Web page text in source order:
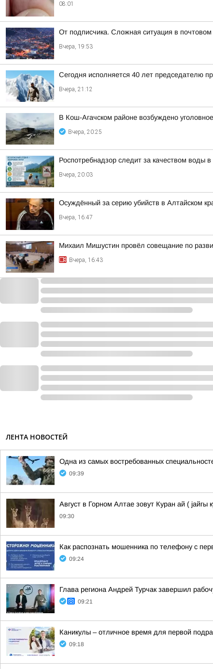
08:01
От подписчика. Сложная ситуация в
Вчера, 19:53
Сегодня исполняется 40 лет председателю
Вчера, 21:12
В Кош-Агачском районе возбуждено
Вчера, 20:25
Роспотребнадзор следит за качеством воды
Вчера, 20:03
Осуждённый за серию убийств в Алтайском
Вчера, 16:47
Михаил Мишустин провёл совещание по
Вчера, 16:43
ЛЕНТА НОВОСТЕЙ
Одна из самых востребованных
09:39
Август в Горном Алтае зовут Куран ай ( jайгы
09:30
Как распознать мошенника по телефону с
09:24
Глава региона Андрей Турчак завершил
09:21
Каникулы – отличное время для первой
09:18